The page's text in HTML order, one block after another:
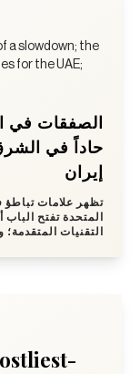
a slowdown; the
for the UAE;
الصفقات في
حاداً في
إيران
تظهر علامات تباطؤ
المتحدة تفتح
التقنيات